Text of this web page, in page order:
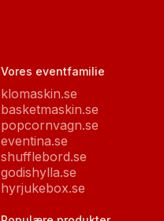
Vores eventfamilie
klomaskin.se
basketmaskin.se
popcornvagn.se
eventina.se
shufflebord.se
godishylla.se
hyrjukebox.se